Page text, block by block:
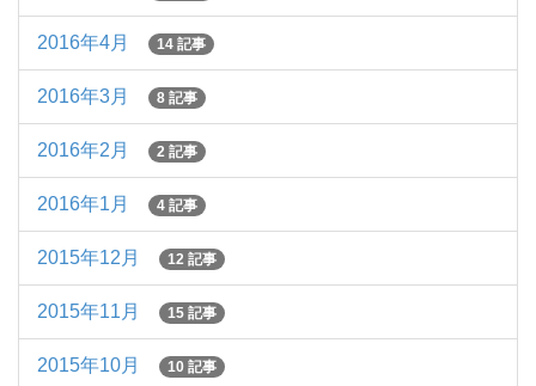
2016年4月 14 記事
2016年3月 8 記事
2016年2月 2 記事
2016年1月 4 記事
2015年12月 12 記事
2015年11月 15 記事
2015年10月 10 記事